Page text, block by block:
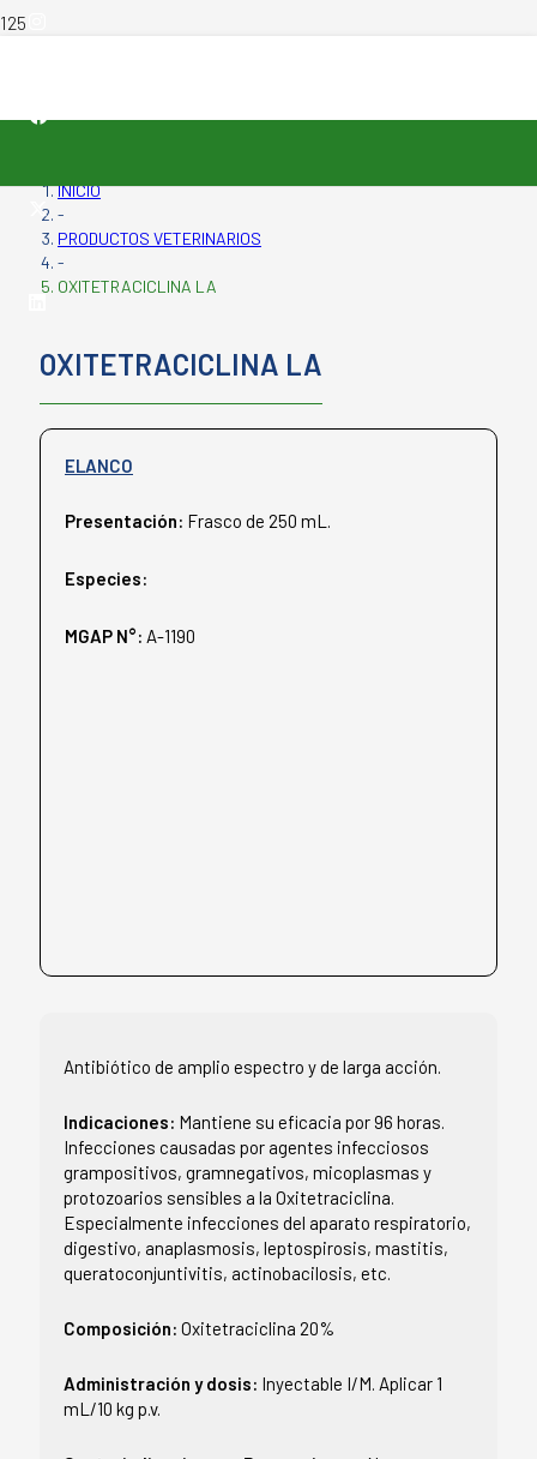
INICIO
-
PRODUCTOS VETERINARIOS
-
OXITETRACICLINA LA
OXITETRACICLINA LA
ELANCO
Presentación: Frasco de 250 mL.
Especies:
MGAP N°: A-1190
Antibiótico de amplio espectro y de larga acción.
Indicaciones: Mantiene su eficacia por 96 horas.
Infecciones causadas por agentes infecciosos
grampositivos, gramnegativos, micoplasmas y
protozoarios sensibles a la Oxitetraciclina.
Especialmente infecciones del aparato respiratorio,
digestivo, anaplasmosis, leptospirosis, mastitis,
queratoconjuntivitis, actinobacilosis, etc.
Composición: Oxitetraciclina 20%
Administración y dosis: Inyectable I/M. Aplicar 1
mL/10 kg p.v.